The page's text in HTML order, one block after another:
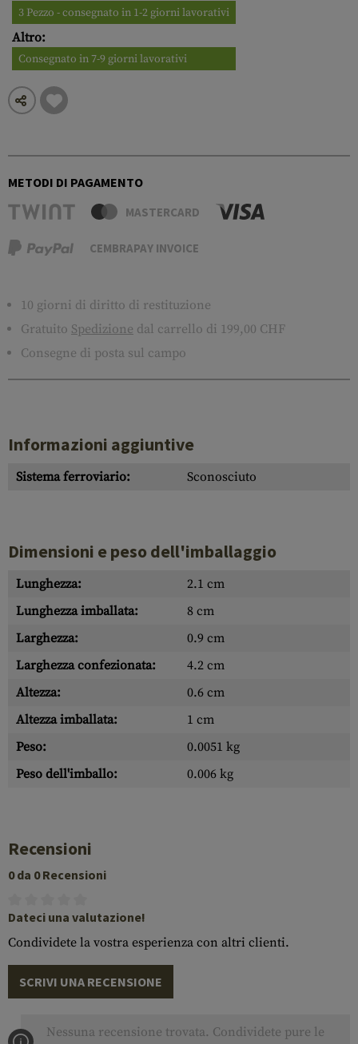
3 Pezzo - consegnato in 1-2 giorni lavorativi
Altro:
Consegnato in 7-9 giorni lavorativi
METODI DI PAGAMENTO
MASTERCARD
CEMBRAPAY INVOICE
10 giorni di diritto di restituzione
Gratuito Spedizione dal carrello di 199,00 CHF
Consegne di posta sul campo
Informazioni aggiuntive
Sistema ferroviario: Sconosciuto
Dimensioni e peso dell'imballaggio
Lunghezza:
2.1 cm
Lunghezza imballata:
8 cm
Larghezza:
0.9 cm
Larghezza confezionata:
4.2 cm
Altezza:
0.6 cm
Altezza imballata:
1 cm
Peso:
0.0051 kg
Peso dell'imballo:
0.006 kg
Recensioni
0 da 0 Recensioni
Dateci una valutazione!
Condividete la vostra esperienza con altri clienti.
SCRIVI UNA RECENSIONE
Nessuna recensione trovata. Condividete pure le